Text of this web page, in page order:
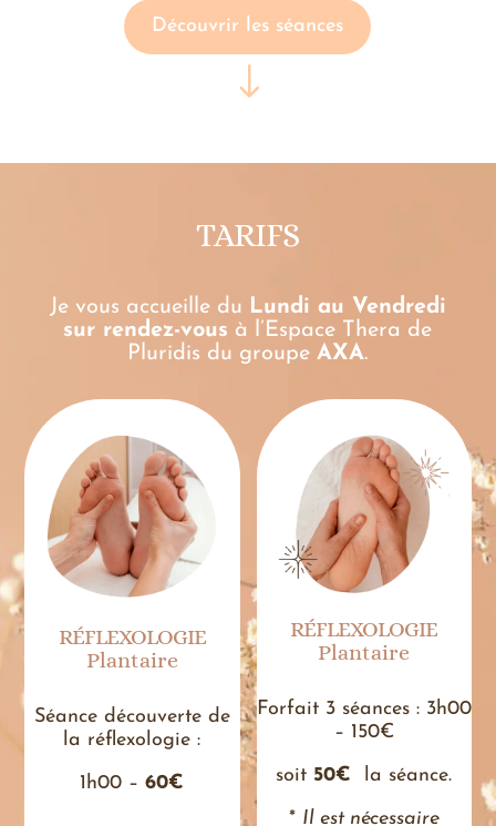
Découvrir les séances
"
TARIFS
Je vous accueille du Lundi au Vendredi
sur rendez-vous à l’ Espace Thera de
Pluridis du groupeAXA.
RÉFLEXOLOGIE
Plantaire
Séance découverte de
la réflexologie :
1h00 –60€
RÉFLEXOLOGIE
Plantaire
Forfait 3 séances : 3h00
– 150€
soit 50€ la séance.
* Il est nécessaire